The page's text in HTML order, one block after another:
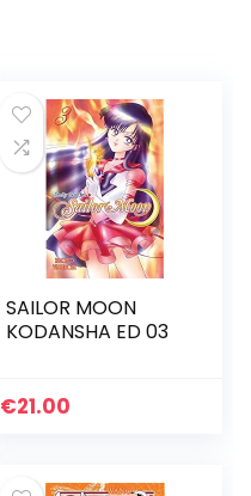
SAILOR MOON
KODANSHA ED 03
€21.00